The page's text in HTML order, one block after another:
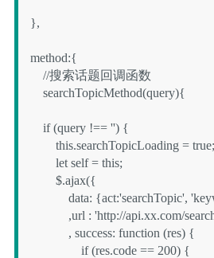
},
method:{
//搜索话题回调函数
searchTopicMethod(query){
if (query !== '') {
this.searchTopicLoading =
let self = this;
$.ajax({
data: {act:'searchTopic',
,url : 'http://api.xx.com/
, success: function (res) {
if (res.code == 200) {